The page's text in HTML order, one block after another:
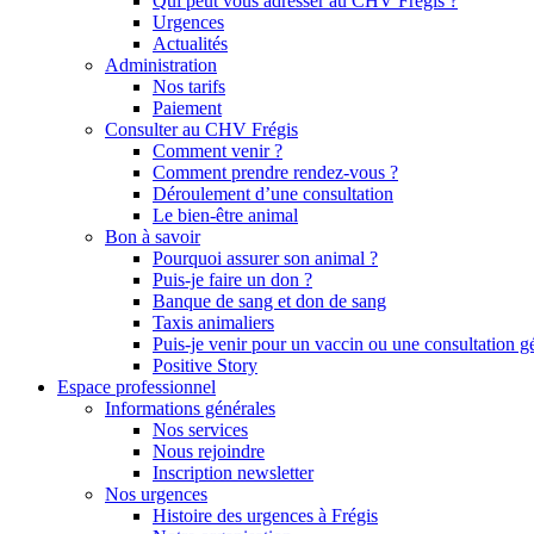
Urgences
Actualités
Administration
Nos tarifs
Paiement
Consulter au CHV Frégis
Comment venir ?
Comment prendre rendez-vous ?
Déroulement d’une consultation
Le bien-être animal
Bon à savoir
Pourquoi assurer son animal ?
Puis-je faire un don ?
Banque de sang et don de sang
Taxis animaliers
Puis-je venir pour un vaccin ou une consultation
Positive Story
Espace professionnel
Informations générales
Nos services
Nous rejoindre
Inscription newsletter
Nos urgences
Histoire des urgences à Frégis